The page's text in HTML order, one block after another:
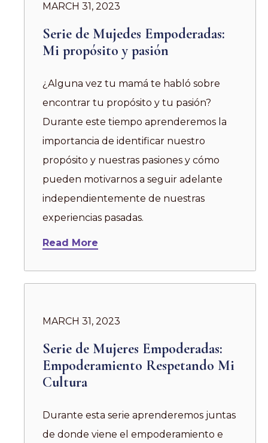
MARCH 31, 2023
Serie de Mujedes Empoderadas:
Mi propósito y pasión
¿Alguna vez tu mamá te habló sobre
encontrar tu propósito y tu pasión?
Durante este tiempo aprenderemos la
importancia de identificar nuestro
propósito y nuestras pasiones y cómo
pueden motivarnos a seguir adelante
independientemente de nuestras
experiencias pasadas.
Read More
MARCH 31, 2023
Serie de Mujeres Empoderadas:
Empoderamiento Respetando Mi
Cultura
Durante esta serie aprenderemos juntas
de donde viene el empoderamiento e